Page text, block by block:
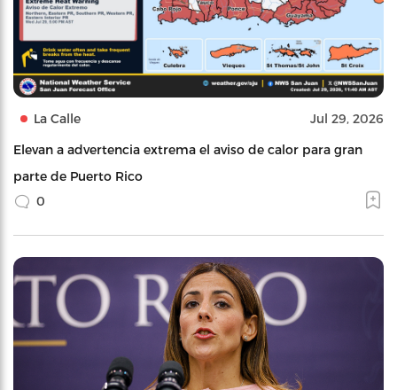
La Calle Jul 29, 2026
Elevan a advertencia extrema el aviso de calor para gran
parte de Puerto Rico
0